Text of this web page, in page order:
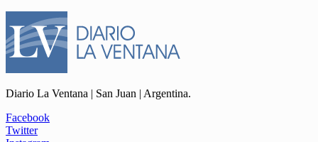
Diario La Ventana | San Juan | Argentina.
Facebook
Twitter